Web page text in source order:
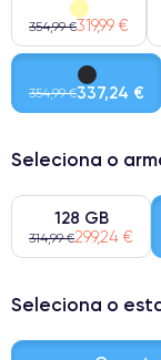
354,99 €319,99 €
354,99 €337,24 €
Seleciona o
128 GB
314,99 €299,24 €
Seleciona o